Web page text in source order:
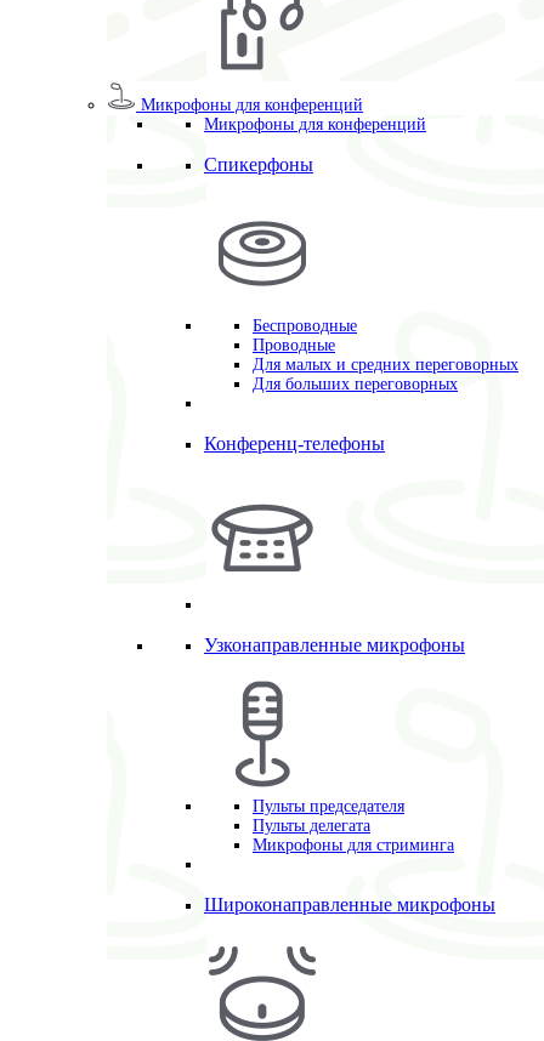
Микрофоны для конференций
Микрофоны для конференций
Спикерфоны
Беспроводные
Проводные
Для малых и средних переговорных
Для больших переговорных
Конференц-телефоны
Узконаправленные микрофоны
Пульты председателя
Пульты делегата
Микрофоны для стриминга
Широконаправленные микрофоны